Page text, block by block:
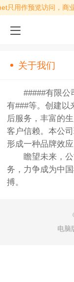
只用作预览访问，商
关于我们
#####有限公司
有###等。创建以
后服务，丰富的
客户信赖。本公
形成一种品牌效
瞻望未来，公
务，力争成为中
搏。
电脑